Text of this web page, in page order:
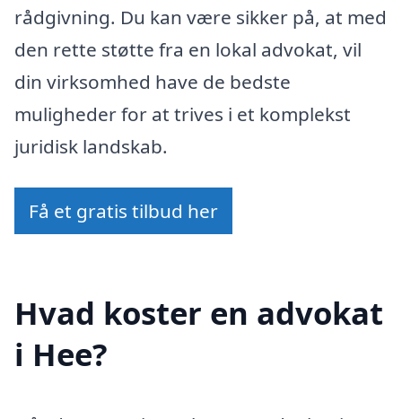
rådgivning. Du kan være sikker på, at med
den rette støtte fra en lokal advokat, vil
din virksomhed have de bedste
muligheder for at trives i et komplekst
juridisk landskab.
Få et gratis tilbud her
Hvad koster en advokat
i Hee?